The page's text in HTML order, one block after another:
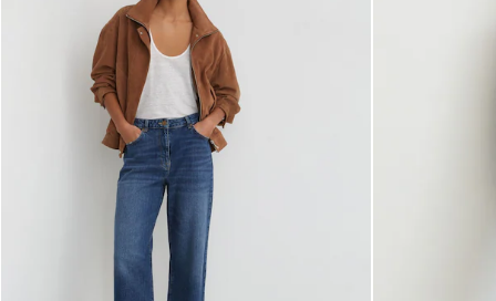
98 - 134cm
134 - 158cm
158 - 164cm
BOYS'
Coats & Jackets
Knitwear
Shirts
T-Shirts & Polo Shirts
Shorts
Sweats & Hoodies
Trousers & Joggers
98 - 134cm
134 - 158cm
158 - 164cm